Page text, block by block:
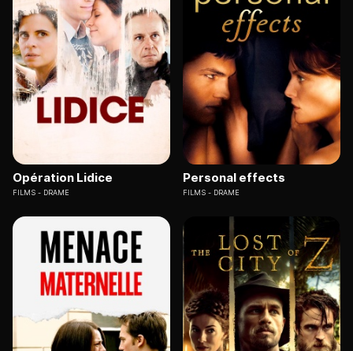
Opération Lidice
FILMS DRAME
Personal effects
FILMS DRAME